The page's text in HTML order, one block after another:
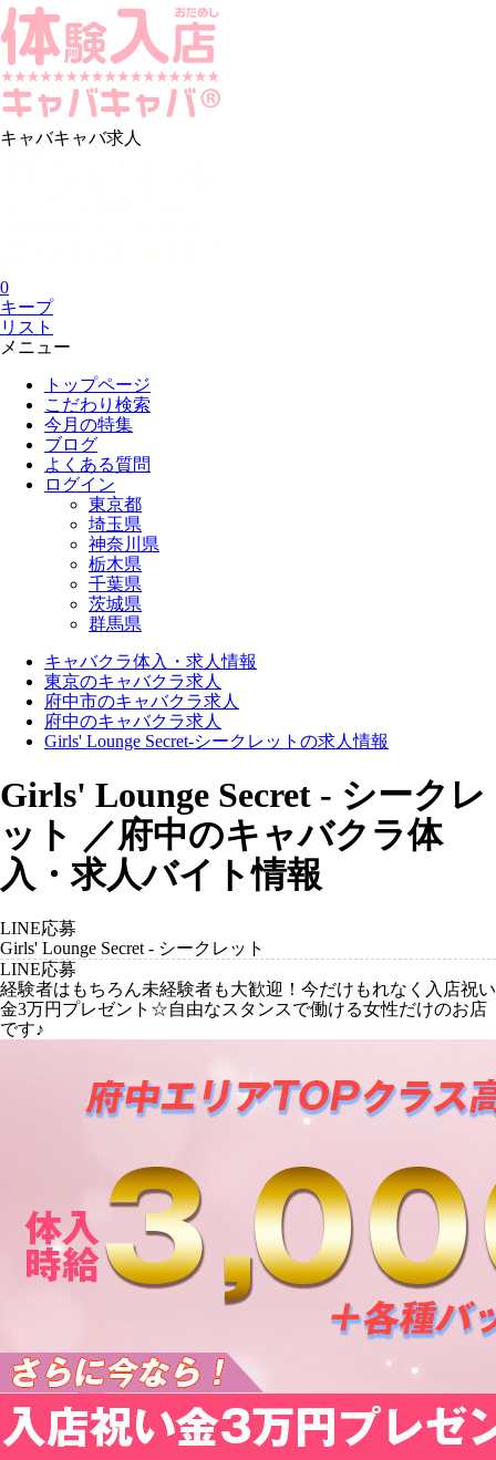
キャバキャバ求人
0
キープ
リスト
メニュー
トップページ
こだわり検索
今月の特集
ブログ
よくある質問
ログイン
東京都
埼玉県
神奈川県
栃木県
千葉県
茨城県
群馬県
キャバクラ体入・求人情報
東京のキャバクラ求人
府中市のキャバクラ求人
府中のキャバクラ求人
Girls' Lounge Secret-シークレットの求人情報
Girls' Lounge Secret - シークレ
ット ／府中のキャバクラ体
入・求人バイト情報
LINE応募
Girls' Lounge Secret - シークレット
LINE応募
経験者はもちろん未経験者も大歓迎！今だけもれなく入店祝い
金3万円プレゼント☆自由なスタンスで働ける女性だけのお店
です♪